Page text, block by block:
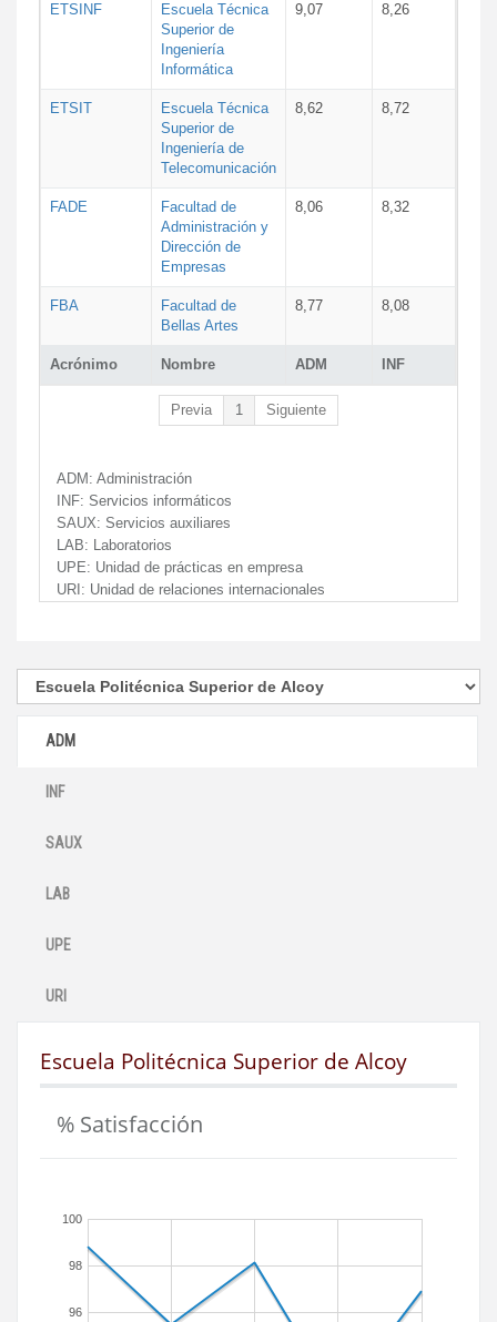
Acrónimo Nombre ADM INF
ETSINF
Escuela Técnica
Superior de
Ingeniería
Informática
9,07 8,26
ETSIT
Escuela Técnica
Superior de
Ingeniería de
Telecomunicación
8,62 8,72
FADE
Facultad de
Administración y
Dirección de
Empresas
8,06 8,32
FBA
Facultad de
Bellas Artes
8,77 8,08
Previa 1 Siguiente
ADM: Administración
INF: Servicios informáticos
SAUX: Servicios auxiliares
LAB: Laboratorios
UPE: Unidad de prácticas en empresa
URI: Unidad de relaciones internacionales
ADM
INF
SAUX
LAB
UPE
URI
Escuela Politécnica Superior de Alcoy
% Satisfacción
96
98
100